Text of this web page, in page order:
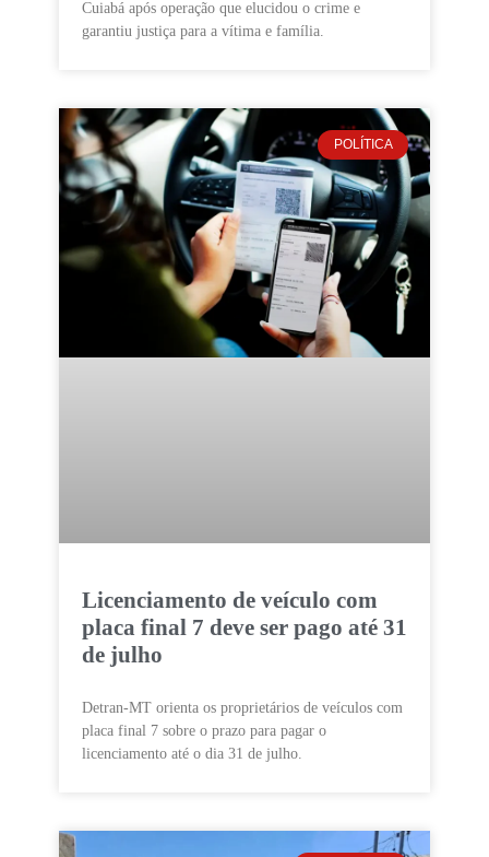
Cuiabá após operação que elucidou o crime e
garantiu justiça para a vítima e família.
POLÍTICA
Licenciamento de veículo com
placa final 7 deve ser pago até 31
de julho
Detran-MT orienta os proprietários de veículos com
placa final 7 sobre o prazo para pagar o
licenciamento até o dia 31 de julho.